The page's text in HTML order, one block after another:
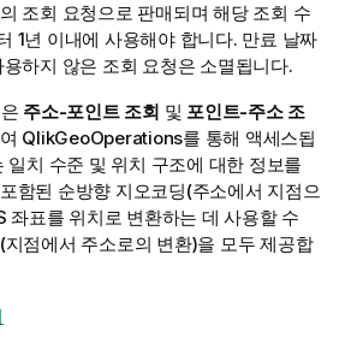
조회 요청으로 판매되며 해당 조회 수
1년 이내에 사용해야 합니다. 만료 날짜
하지 않은 조회 요청은 소멸됩니다.
은 주소-포인트 조회 및 포인트-주소 조
QlikGeoOperations를 통해 액세스됩
일치 수준 및 위치 구조에 대한 정보를
함된 순방향 지오코딩(주소에서 지점으
좌표를 위치로 변환하는 데 사용할 수
점에서 주소로의 변환)을 모두 제공합